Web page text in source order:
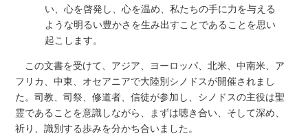
い、心を啓発し、心を温め、私たちの手に力を与える
ような明るい豊かさを生み出すことであることを思い
起こします。
この文書を受けて、アジア、ヨーロッパ、北米、中南米、ア
フリカ、中東、オセアニアで大陸別シノドスが開催されまし
た。司教、司祭、修道者、信徒が参加し、シノドスの主役は聖
霊であることを意識しながら、まずは聴き合い、そして深め、
祈り、識別する歩みを分かち合いました。